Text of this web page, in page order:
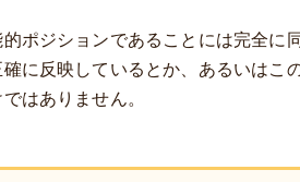
ポジションであることには完全
に反映しているとか、あるいは
はありません。